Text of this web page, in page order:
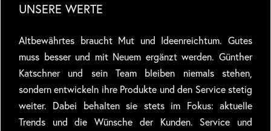
UNSERE WERTE
Altbewährtes braucht Mut und Ideenreichtum. Gutes
muss besser und mit Neuem ergänzt werden. Günther
Katschner und sein Team bleiben niemals stehen,
sondern entwickeln ihre Produkte und den Service stetig
weiter. Dabei behalten sie stets im Fokus: aktuelle
Trends und die Wünsche der Kunden. Service und